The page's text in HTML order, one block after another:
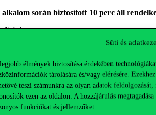
Süti és
élmények biztosítása érdekében
tárolására és/vagy elérésére.
teszi számunkra az olyan adatok
ezen az oldalon. A hozzájárulás
funkciókat és jellemzőket.
során biztosított 10 perc áll
borítékba n, majd lezárják azt ésa zárás
akinek a nevét az oktató a táblára felírja.A